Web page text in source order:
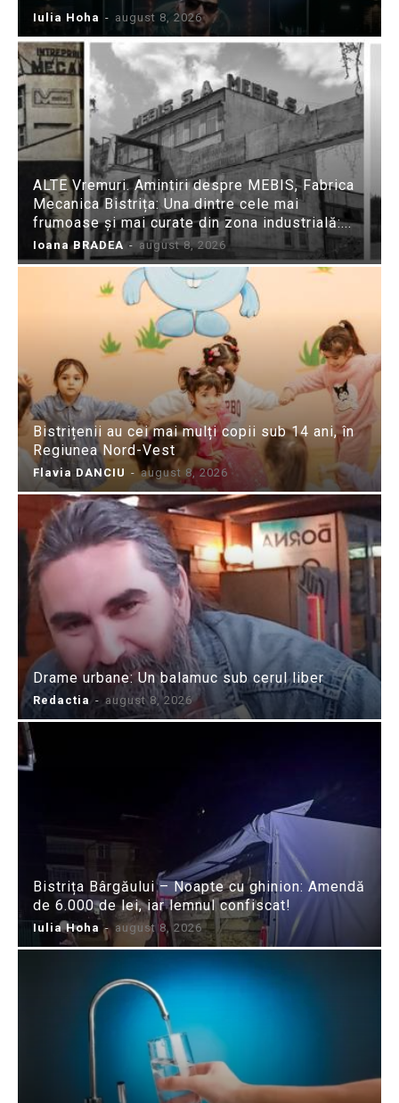
Iulia Hoha - august 8, 2026
ALTE Vremuri. Amintiri despre MEBIS, Fabrica
Mecanica Bistrița: Una dintre cele mai
frumoase și mai curate din zona industrială:...
Ioana BRADEA - august 8, 2026
Bistrițenii au cei mai mulți copii sub 14 ani, în
Regiunea Nord-Vest
Flavia DANCIU - august 8, 2026
Drame urbane: Un balamuc sub cerul liber
Redactia - august 8, 2026
Bistrița Bârgăului – Noapte cu ghinion: Amendă
de 6.000 de lei, iar lemnul confiscat!
Iulia Hoha - august 8, 2026